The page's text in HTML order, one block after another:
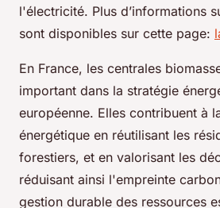
l'électricité. Plus d’informations
sont disponibles sur cette page:
En France, les centrales
important dans la stratégie
européenne. Elles contribuent à
énergétique en réutilisant les
forestiers, et en valorisant les
réduisant ainsi l'empreinte
gestion durable des ressources